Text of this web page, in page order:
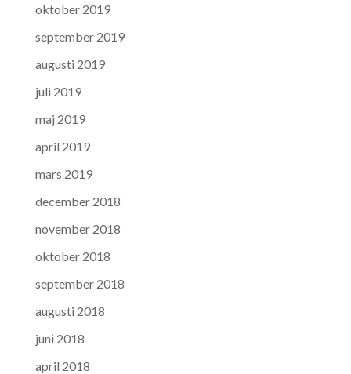
oktober 2019
september 2019
augusti 2019
juli 2019
maj 2019
april 2019
mars 2019
december 2018
november 2018
oktober 2018
september 2018
augusti 2018
juni 2018
april 2018